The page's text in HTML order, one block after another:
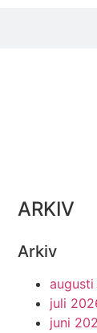
ARKIV
Arkiv
juli
juni